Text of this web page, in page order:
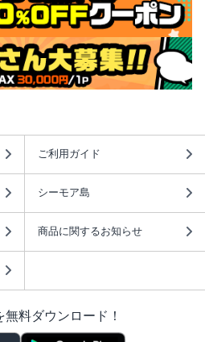
ご利用ガイド
シーモア島
商品に関するお知らせ
料ダウンロード！